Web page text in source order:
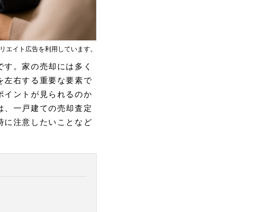
エイト広告を利用しています。
。家の売却には多く
左右する重要な要素で
イントが見られるのか
、一戸建ての売却査定
に注意したいことなど